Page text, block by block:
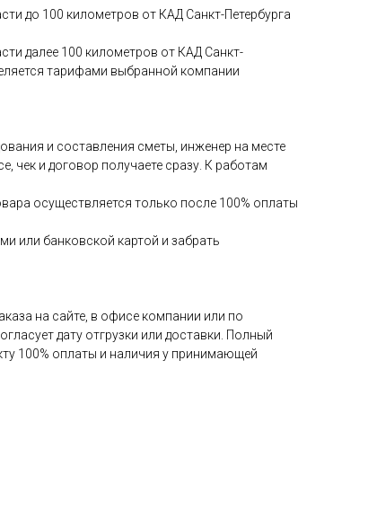
до 100 километров от КАД Санкт-Петербурга
далее 100 километров от КАД Санкт-
тарифами выбранной компании
и составления сметы, инженер на месте
чек и договор получаете сразу. К работам
осуществляется только после 100% оплаты
или банковской картой и забрать
на сайте, в офисе компании или по
дату отгрузки или доставки. Полный
100% оплаты и наличия у принимающей